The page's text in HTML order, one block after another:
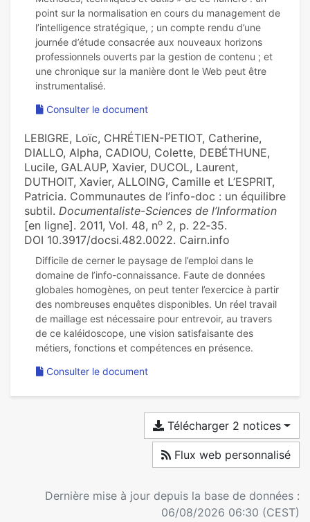
point sur la normalisation en cours du management de
l’intelligence stratégique, ; un compte rendu d’une
journée d’étude consacrée aux nouveaux horizons
professionnels ouverts par la gestion de contenu ; et
une chronique sur la manière dont le Web peut être
Consulter le document
LEBIGRE, Loïc, CHRÉTIEN-PETIOT, Catherine,
DIALLO, Alpha, CADIOU, Colette, DEBÉTHUNE,
Lucile, GALAUP, Xavier, DUCOL, Laurent,
DUTHOIT, Xavier, ALLOING, Camille et L’ESPRIT,
Patricia. Communautes de l’info-doc : un équilibre
subtil. Documentaliste-Sciences de l’Information
[en ligne]. 2011, Vol. 48, no 2, p. 22‑35.
DOI 10.3917/docsi.482.0022. Cairn.info
Difficile de cerner le paysage de l’emploi dans le
domaine de l’info-connaissance. Faute de données
globales homogènes, on peut tenter l’exercice à partir
des nombreuses enquêtes disponibles. Un réel travail
de maillage est nécessaire pour entrevoir, au travers
de ce kaléidoscope, une vision satisfaisante des
Consulter le document
Télécharger 2 notices
Flux web personnalisé
Dernière mise à jour depuis la base de données :
06/08/2026 06:30 (CEST)